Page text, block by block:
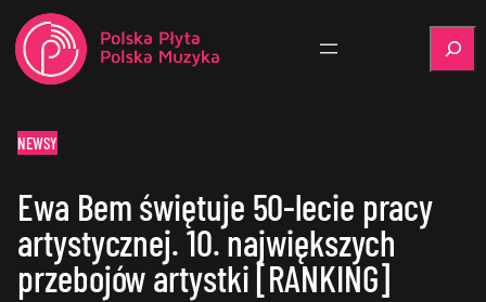
NEWSY
Ewa Bem świętuje 50-lecie pracy
artystycznej. 10. największych
przebojów artystki [RANKING]